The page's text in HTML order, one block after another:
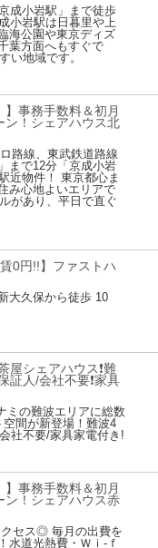
成小岩駅」まで徒歩
小岩駅は日暮里や上
海公園や東京ディズ
葉方面へもすぐで
い地域です。
】事務手数料＆初月
ン！シェアハウス北
路線、東武鉄道路線
まで12分「京成小岩
近物件！ 東京都心ま
み心地よいエリアで
があり、平日で直ぐ
0円!!】ファストハ
大久保から徒歩 10
屋シェアハウス❗️難
証人/会社不要❗️家具
ミの難波エリアに総数
間が新登場！難波4
社不要/家具家電付き!
】事務手数料＆初月
ン！シェアハウス赤
セス◎ 毎月の出費を
水道光熱費・Ｗｉ-ｆ